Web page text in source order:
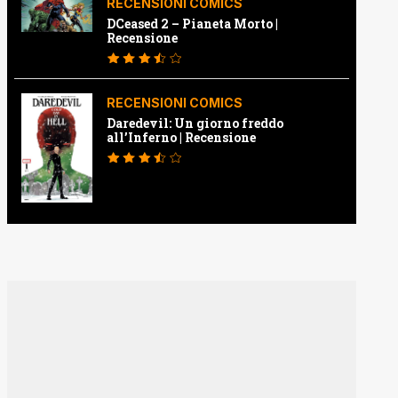
DCeased 2 – Pianeta Morto |
Recensione
RECENSIONI COMICS
Daredevil: Un giorno freddo
all’Inferno | Recensione